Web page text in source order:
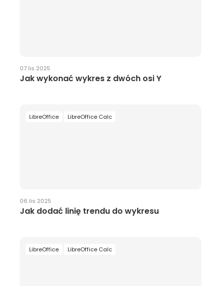
07 lis 2025
Jak wykonać wykres z dwóch osi Y
LibreOffice LibreOffice Calc
06 lis 2025
Jak dodać linię trendu do wykresu
LibreOffice LibreOffice Calc